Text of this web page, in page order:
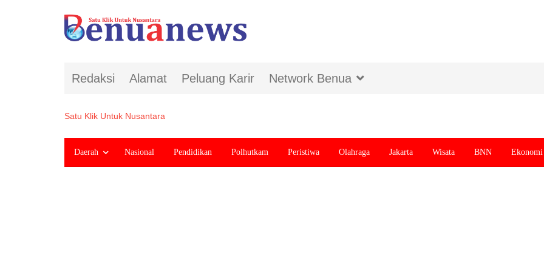
Redaksi Alamat Peluang Karir Network Benua
Satu Klik Untuk Nusantara
Daerah Nasional Pendidikan Polhutkam Peristiwa Olahraga Jakarta Wisata BNN Ekonomi